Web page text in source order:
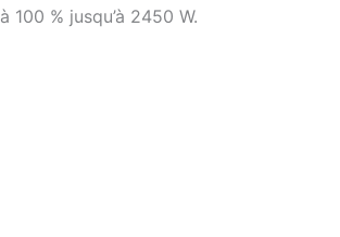
% jusqu’à 2450 W.